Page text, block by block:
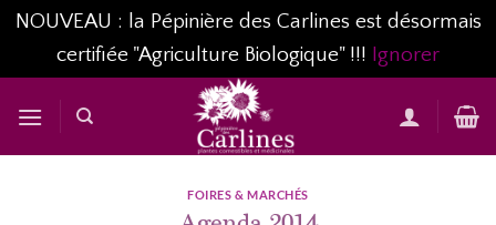
NOUVEAU : la Pépinière des Carlines est désormais
certifiée "Agriculture Biologique" !!! Ignorer
FOIRES & MARCHÉS